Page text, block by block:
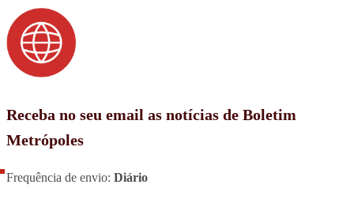
Receba no seu email as notícias de Boletim
Metrópoles
Frequência de envio: Diário